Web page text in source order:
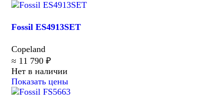
Fossil ES4913SET
Copeland
≈ 11 790 ₽
Нет в наличии
Показать цены